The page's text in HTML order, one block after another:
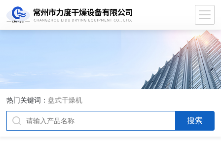
热门关键词： 盘式干燥机